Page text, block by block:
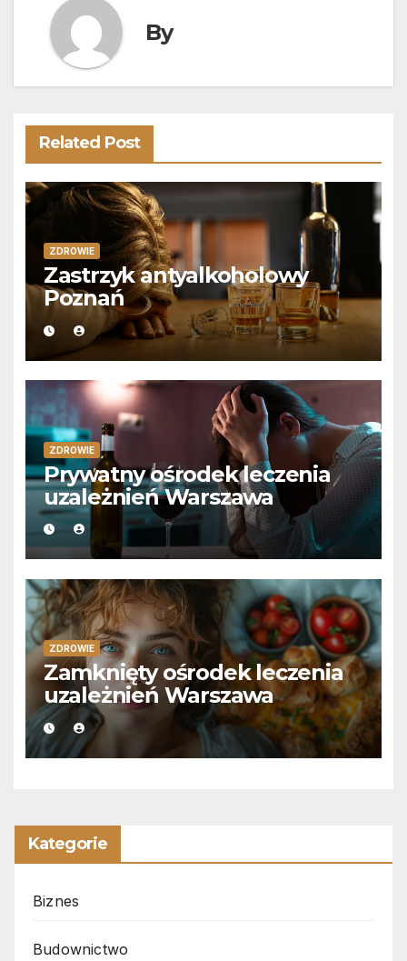
By
Related Post
ZDROWIE
Zastrzyk antyalkoholowy
Poznań
ZDROWIE
Prywatny ośrodek leczenia
uzależnień Warszawa
ZDROWIE
Zamknięty ośrodek leczenia
uzależnień Warszawa
Kategorie
Biznes
Budownictwo